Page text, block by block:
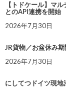
【トドケール】マ
とのAPI連携を開始
2026年7月30日
JR貨物／お盆休み
2026年7月30日
にしてつドイツ現